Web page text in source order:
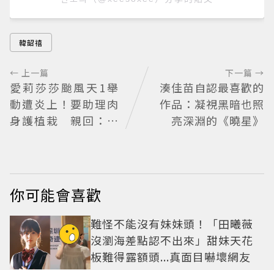
韓韶禧
← 上一篇
愛莉莎莎颱風天1舉
動遭炎上！要助理肉
身護植栽 親回：不
下一篇 →
湊佳苗自認最喜歡的
作品：凝視黑暗也照
亮深淵的《曉星》
你可能會喜歡
難怪不能沒有妹妹頭！「田曦薇
沒瀏海差點認不出來」甜妹天花
板難得露額頭...真面目嚇壞網友